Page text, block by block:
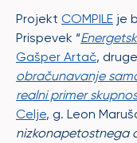
Projekt COMPILE je
Prispevek “
Gašper Artač,
obračunavanje
realni primer
Celje, g. Leon
nizkonapetostnega